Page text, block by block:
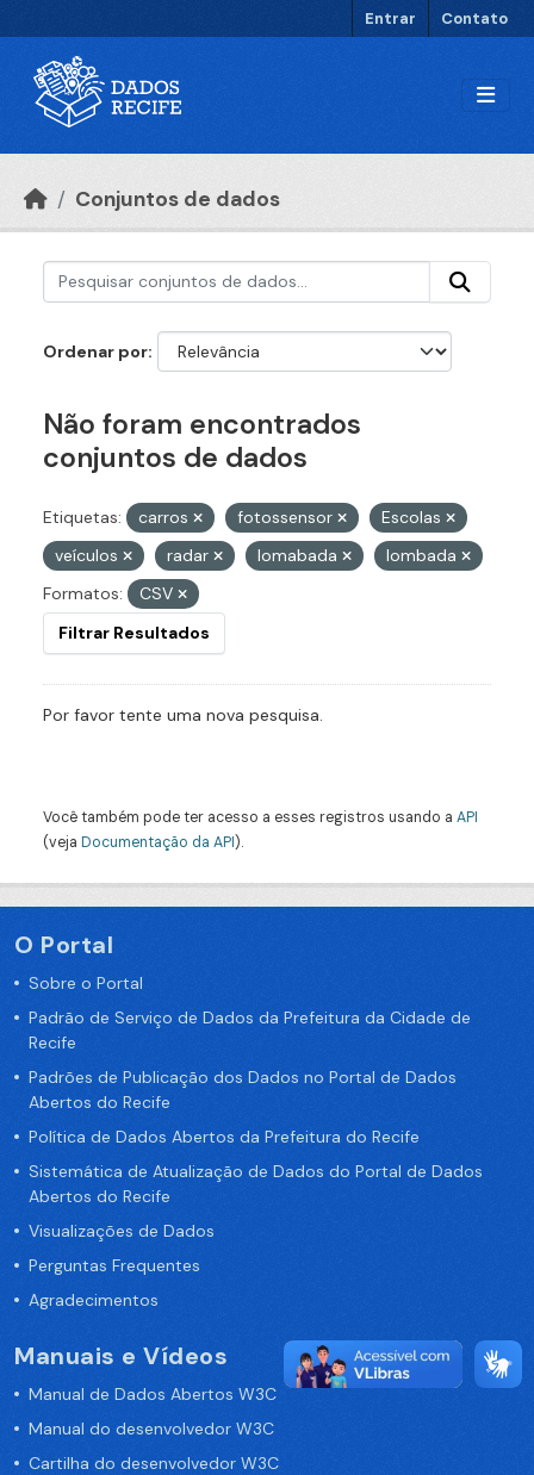
Entrar Contato
Conjuntos de dados
Ordenar por
Não foram encontrados
conjuntos de dados
Etiquetas: carros fotossensor
Escolas
veículos
radar lomabada
lombada
Formatos:
CSV
Filtrar Resultados
Por favor tente uma nova pesquisa.
Você também pode ter acesso a esses registros usando a API
(veja Documentação da API).
O Portal
Sobre o Portal
Padrão de Serviço de Dados da Prefeitura da Cidade de
Recife
Padrões de Publicação dos Dados no Portal de Dados
Abertos do Recife
Política de Dados Abertos da Prefeitura do Recife
Sistemática de Atualização de Dados do Portal de Dados
Abertos do Recife
Visualizações de Dados
Perguntas Frequentes
Agradecimentos
Manuais e Vídeos
Manual de Dados Abertos W3C
Manual do desenvolvedor W3C
Cartilha do desenvolvedor W3C